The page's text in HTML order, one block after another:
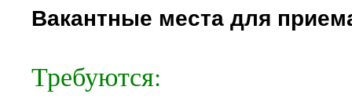
Вакантные места для
Требуются: